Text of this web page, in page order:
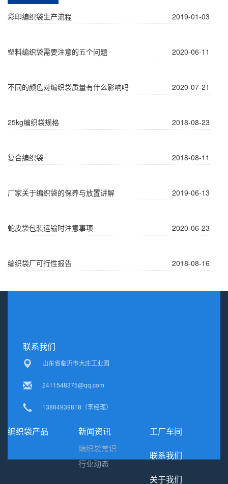
彩印编织袋生产流程 2019-01-03
塑料编织袋需要注意的五个问题 2020-06-11
不同的颜色对编织袋质量有什么影响吗 2020-07-21
25kg编织袋规格 2018-08-23
复合编织袋 2018-08-11
厂家关于编织袋的保养与放置讲解 2019-06-13
蛇皮袋包装运输时注意事项 2020-06-23
编织袋厂可行性报告 2018-08-16
联系我们
山东省临沂市大庄工业园
2411548375@qq.com
13864939818（李经理）
编织袋产品 新闻资讯
编织袋常识
行业动态
工厂车间
联系我们
关于我们